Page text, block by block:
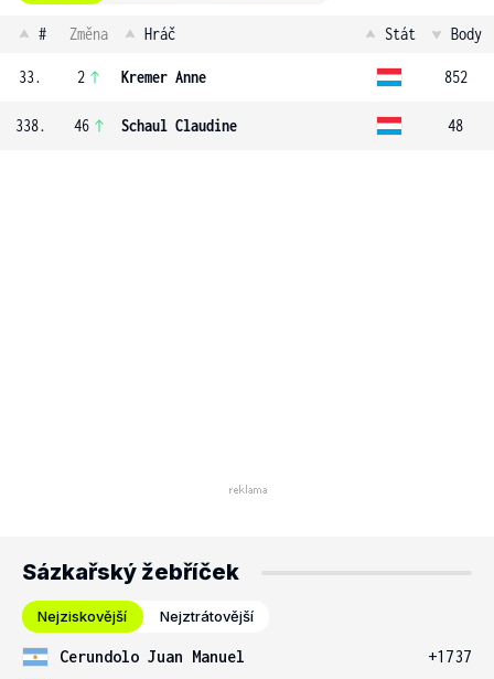
# Změna Hráč Stát Body
33. 2 Kremer Anne 852
338. 46 Schaul Claudine 48
Sázkařský žebříček
Nejziskovější Nejztrátovější
Cerundolo Juan Manuel
+1737